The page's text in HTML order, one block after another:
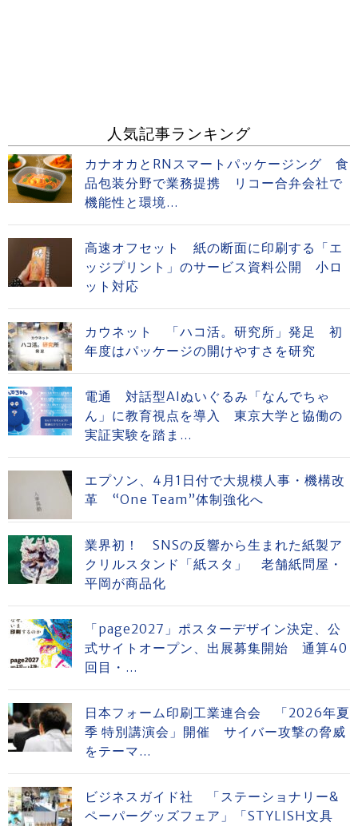
人気記事ランキング
カナオカとRNスマートパッケージング 食
品包装分野で業務提携 リコー合弁会社で
機能性と環境...
高速オフセット 紙の断面に印刷する「エ
ッジプリント」のサービス資料公開 小ロ
ット対応
カウネット 「ハコ活。研究所」発足 初
年度はパッケージの開けやすさを研究
電通 対話型AIぬいぐるみ「なんでちゃ
ん」に教育視点を導入 東京大学と協働の
実証実験を踏ま...
エプソン、4月1日付で大規模人事・機構改
革 “One Team”体制強化へ
業界初！ SNSの反響から生まれた紙製ア
クリルスタンド「紙スタ」 老舗紙問屋・
平岡が商品化
「page2027」ポスターデザイン決定、公
式サイトオープン、出展募集開始 通算40
回目・...
日本フォーム印刷工業連合会 「2026年夏
季 特別講演会」開催 サイバー攻撃の脅威
をテーマ...
ビジネスガイド社 「ステーショナリー&
ペーパーグッズフェア」「STYLISH文具